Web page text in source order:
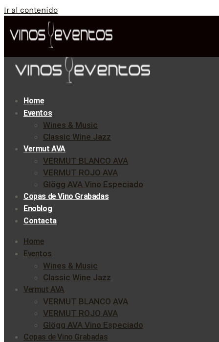
Ir al contenido
Home
Eventos
Wines & Music
Classic Wine Jazz
Vermut AVA
VERMUT BLANCO AVA
VERMUT ROJO AVA
Glögg AVA Vino Especiado
Copas de Vino Grabadas
Enoblog
Contacta
Home
Eventos
Wines & Music
Classic Wine Jazz
Vermut AVA
VERMUT BLANCO AVA
VERMUT ROJO AVA
Glögg AVA Vino Especiado
Copas de Vino Grabadas